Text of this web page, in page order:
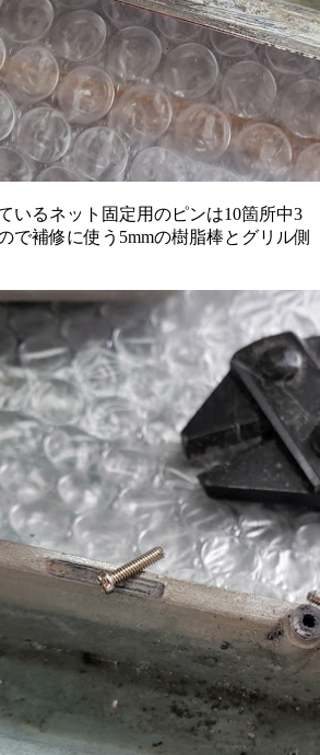
いるネット固定用のピンは10箇所中3
で補修に使う5mmの樹脂棒とグリル側